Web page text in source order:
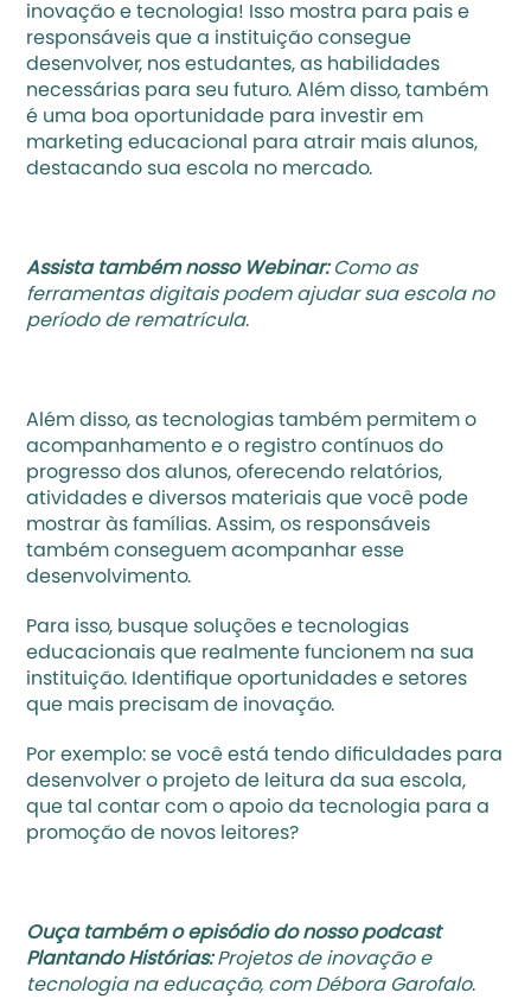
inovação e tecnologia! Isso mostra para pais e
responsáveis que a instituição consegue
desenvolver, nos estudantes, as habilidades
necessárias para seu futuro. Além disso, também
é uma boa oportunidade para investir em
marketing educacional
para atrair mais alunos,
destacando sua escola no mercado.
Assista também nosso Webinar: Como as
ferramentas digitais podem ajudar sua escola no
período de rematrícula.
Além disso, as tecnologias também permitem o
acompanhamento e o registro contínuos do
progresso dos alunos, oferecendo relatórios,
atividades e diversos materiais que você pode
mostrar às famílias. Assim, os responsáveis
também conseguem acompanhar esse
desenvolvimento.‍
Para isso, busque soluções e tecnologias
educacionais que realmente funcionem na sua
instituição. Identifique oportunidades e setores
que mais precisam de inovação.
Por exemplo: se você está tendo dificuldades para
desenvolver o projeto de leitura da sua escola,
que tal contar com o apoio da tecnologia para a
promoção de novos leitores?
Ouça também o episódio do nosso podcast
Plantando Histórias: Projetos de inovação e
tecnologia na educação, com Débora Garofalo.